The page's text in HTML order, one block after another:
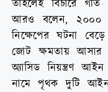
তাহলেই বিচারে
আরও বলেন, ২০০০
নিক্ষেপের ঘটনা
জোট ক্ষমতায়
অ্যাসিড নিয়ন্ত্রণ
নামে পৃথক দুটি